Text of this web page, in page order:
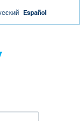
Español